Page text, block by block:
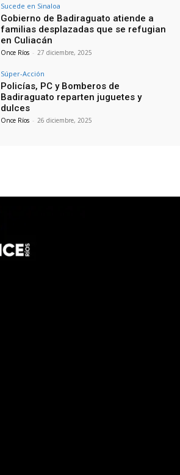
Sucede en Sinaloa
Gobierno de Badiraguato atiende a
familias desplazadas que se refugian
en Culiacán
Once Ríos - 27 diciembre, 2025
Súper-Acción
Policías, PC y Bomberos de
Badiraguato reparten juguetes y
dulces
Once Ríos - 26 diciembre, 2025